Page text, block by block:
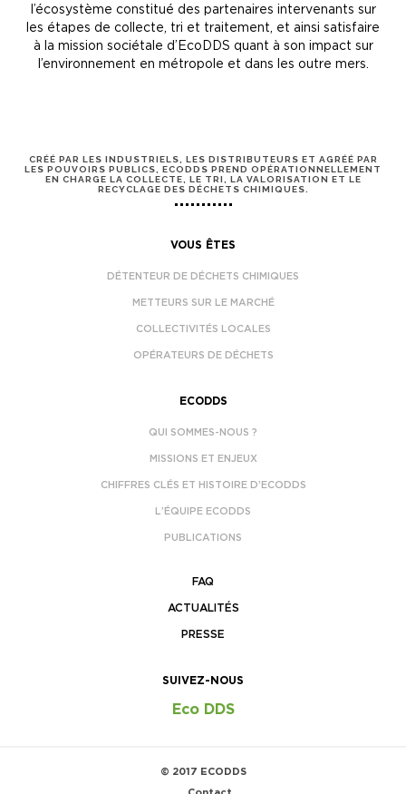
l’écosystème constitué des partenaires intervenants sur
les étapes de collecte, tri et traitement, et ainsi satisfaire
à la mission sociétale d’EcoDDS quant à son impact sur
l’environnement en métropole et dans les outre mers.
CRÉÉ PAR LES INDUSTRIELS, LES DISTRIBUTEURS ET AGRÉÉ PAR
LES POUVOIRS PUBLICS, ECODDS PREND OPÉRATIONNELLEMENT
EN CHARGE LA COLLECTE, LE TRI, LA VALORISATION ET LE
RECYCLAGE DES DÉCHETS CHIMIQUES.
VOUS ÊTES
DÉTENTEUR DE DÉCHETS CHIMIQUES
METTEURS SUR LE MARCHÉ
COLLECTIVITÉS LOCALES
OPÉRATEURS DE DÉCHETS
ECODDS
QUI SOMMES-NOUS ?
MISSIONS ET ENJEUX
CHIFFRES CLÉS ET HISTOIRE D’ECODDS
L’ÉQUIPE ECODDS
PUBLICATIONS
FAQ
ACTUALITÉS
PRESSE
SUIVEZ-NOUS
Eco DDS
© 2017 ECODDS